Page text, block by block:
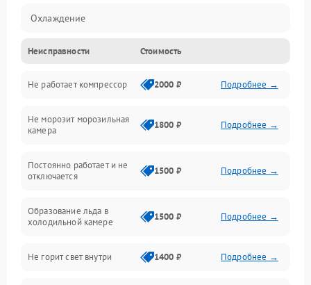
Охлаждение
Механика
Электропитание
Дренаж
Неисправности Стоимость
Не работает компрессор 2000 ₽ Подробнее →
Не морозит морозильная
камера
1800 ₽ Подробнее →
Постоянно работает и не
отключается
1500 ₽ Подробнее →
Образование льда в
холодильной камере
1500 ₽ Подробнее →
Не горит свет внутри 1400 ₽ Подробнее →